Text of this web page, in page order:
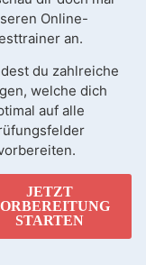
Online-
an.
du zahlreiche
welche dich
auf alle
JETZT
STARTEN